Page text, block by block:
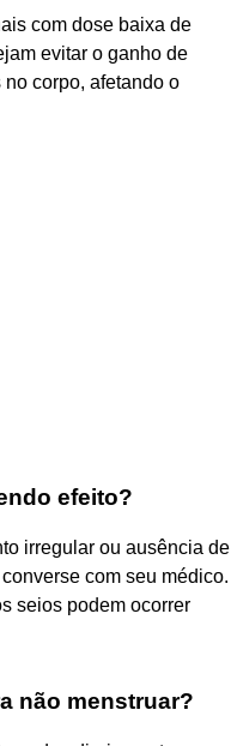
com dose baixa de
evitar o ganho de
corpo, afetando o
efeito?
irregular ou ausência de
com seu médico.
seios podem ocorrer
não menstruar?